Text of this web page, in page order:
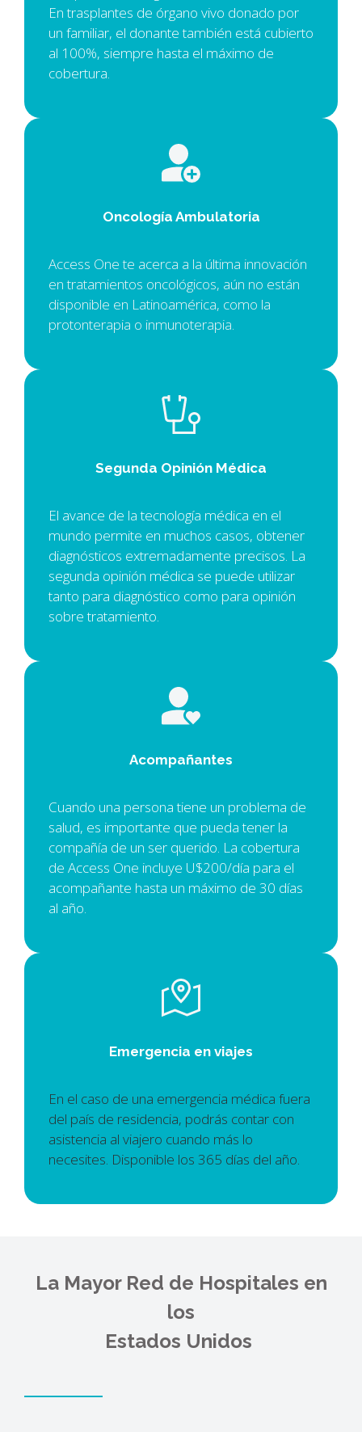
En trasplantes de órgano vivo donado por
un familiar, el donante también está cubierto
al 100%, siempre hasta el máximo de
cobertura.
Oncología Ambulatoria
Access One te acerca a la última innovación
en tratamientos oncológicos, aún no están
disponible en Latinoamérica, como la
protonterapia o inmunoterapia.
Segunda Opinión Médica
El avance de la tecnología médica en el
mundo permite en muchos casos, obtener
diagnósticos extremadamente precisos. La
segunda opinión médica se puede utilizar
tanto para diagnóstico como para opinión
sobre tratamiento.
Acompañantes
Cuando una persona tiene un problema de
salud, es importante que pueda tener la
compañía de un ser querido. La cobertura
de Access One incluye U$200/día para el
acompañante hasta un máximo de 30 días
al año.
Emergencia en viajes
En el caso de una emergencia médica fuera
del país de residencia, podrás contar con
asistencia al viajero cuando más lo
necesites. Disponible los 365 días del año.
La Mayor Red de Hospitales en
los
Estados Unidos